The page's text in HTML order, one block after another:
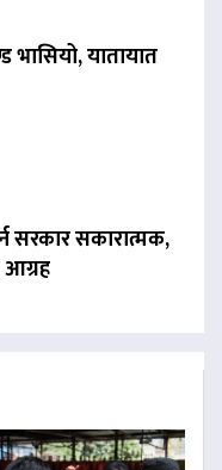
भासियो, यातायात
सरकार सकारात्मक,